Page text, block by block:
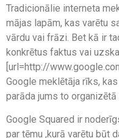
Tradicionālie interneta
mājas lapām, kas varētu
vārdu vai frāzi. Bet kā ir
konkrētus faktus vai
[url=http://
Google meklētāja rīks,
parāda jums to organizētā
Google Squared ir
par tēmu ,kurā varētu būt